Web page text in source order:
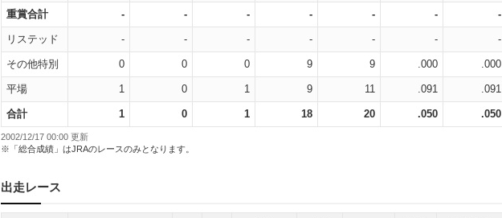
重賞合計 - - - - - - -
リステッド - - - - - - -
その他特別 0 0 0 9 9 .000 .000
平場 1 0 1 9 11 .091 .091
合計 1 0 1 18 20 .050 .050
2002/12/17 00:00 更新
※「総合成績」はJRAのレースのみとなります。
出走レース